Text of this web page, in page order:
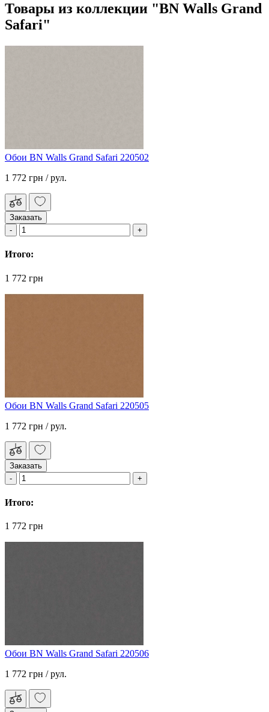
Товары из коллекции "BN Walls Grand
Safari"
Обои BN Walls Grand Safari 220502
1 772 грн / рул.
Заказать
Итого:
1 772 грн
Обои BN Walls Grand Safari 220505
1 772 грн / рул.
Заказать
Итого:
1 772 грн
Обои BN Walls Grand Safari 220506
1 772 грн / рул.